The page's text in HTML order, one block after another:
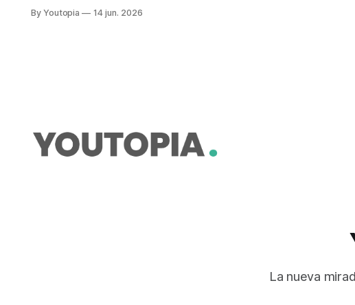
restauración de bosques nativos
By Youtopia 14 jun. 2026
La nueva